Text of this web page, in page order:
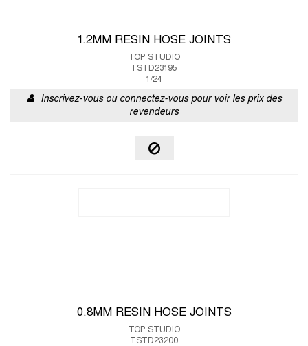
1.2MM RESIN HOSE JOINTS
TOP STUDIO
TSTD23195
1/24
Inscrivez-vous ou connectez-vous pour voir les prix des
revendeurs
0.8MM RESIN HOSE JOINTS
TOP STUDIO
TSTD23200